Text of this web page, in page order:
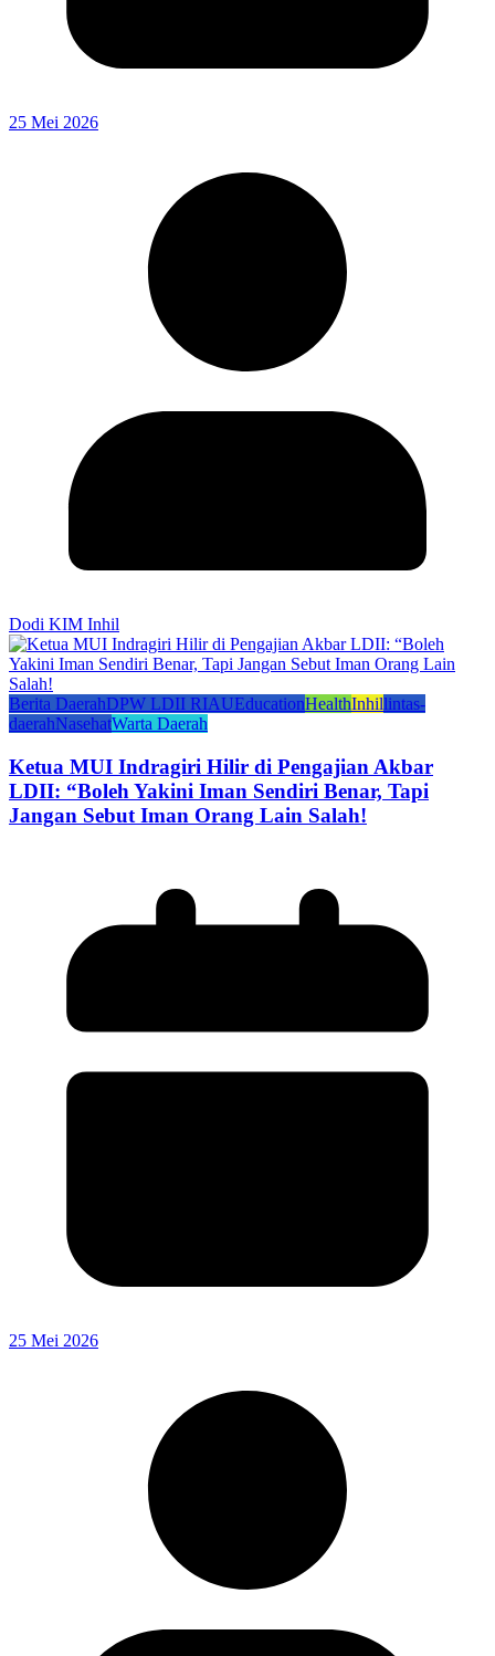
25 Mei 2026
Dodi KIM Inhil
Berita DaerahDPW LDII RIAUEducationHealthInhillintas-
daerahNasehatWarta Daerah
Ketua MUI Indragiri Hilir di Pengajian Akbar
LDII: “Boleh Yakini Iman Sendiri Benar, Tapi
Jangan Sebut Iman Orang Lain Salah!
25 Mei 2026